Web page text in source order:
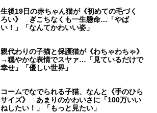
生後19日の赤ちゃん猫が《初めての毛づく
ろい》 ぎこちなくも一生懸命…「やば
い！」「なんてかわいい姿」
親代わりの子猫と保護猫が《わちゃわちゃ》
→穏やかな表情でスヤァ…「見ているだけで
幸せ」「優しい世界」
コームでなでられる子猫、なんと《手のひら
サイズ》 あまりのかわいさに「100万いい
ねしたい！」「もっと見たい」